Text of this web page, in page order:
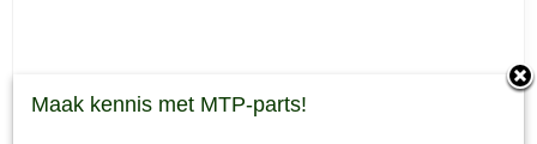
Maak kennis met MTP-parts!